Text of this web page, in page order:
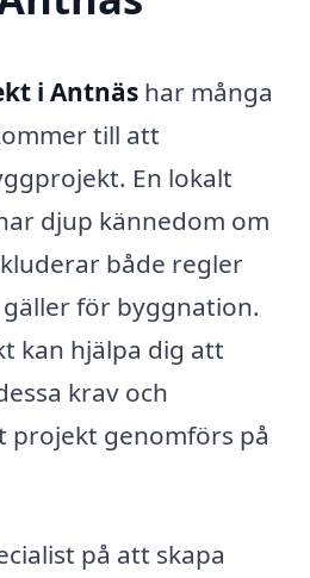
i Antnäs har många
till att
En lokalt
djup kännedom om
både regler
för byggnation.
kan hjälpa dig att
krav och
projekt genomförs på
på att skapa